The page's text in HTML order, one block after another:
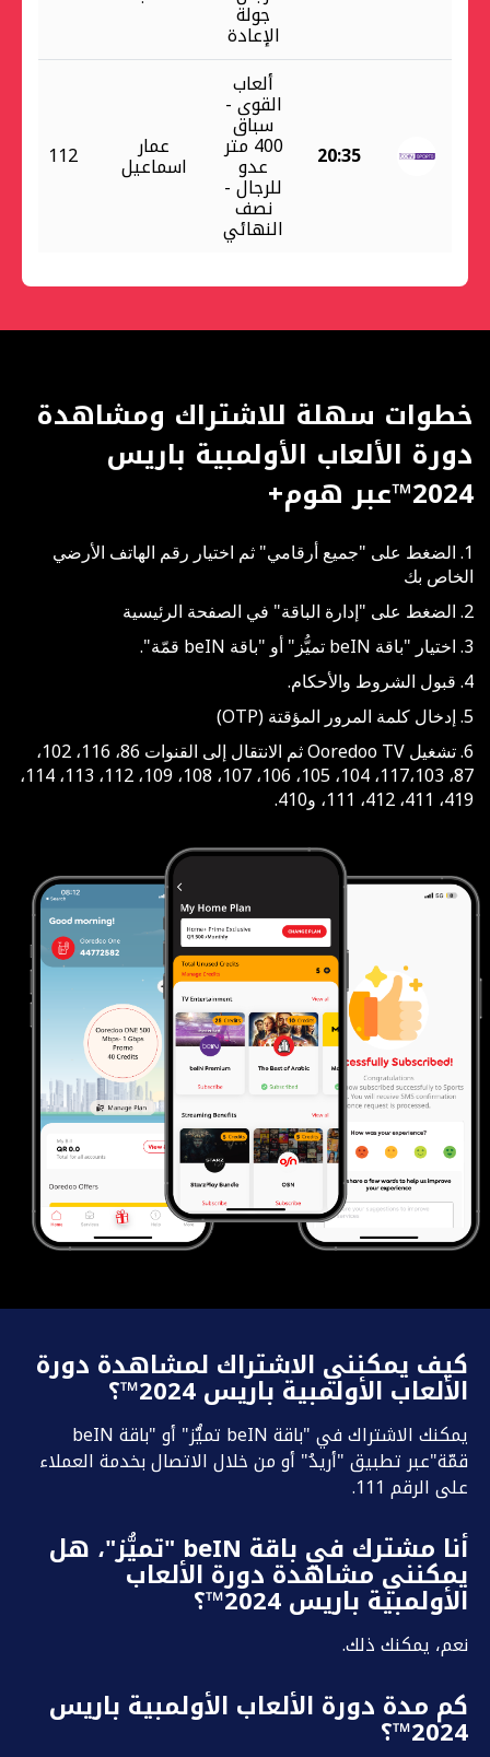
جولة
الإعادة
20:35
ألعاب
القوى -
سباق
400 متر
عدو
للرجال -
نصف
النهائي
عمار
اسماعيل 112
خطوات سهلة للاشتراك ومشاهدة
دورة الألعاب الأولمبية باريس
2024™عبر هوم+
1. الضغط على "جميع أرقامي" ثم اختيار رقم الهاتف الأرضي
الخاص بك
2. الضغط على "إدارة الباقة" في الصفحة الرئيسية
3. اختيار "باقة beIN تميُّز" أو "باقة beIN قمّة".
4. قبول الشروط والأحكام.
5. إدخال كلمة المرور المؤقتة (OTP)
6. تشغيل Ooredoo TV ثم الانتقال إلى القنوات 86، 116، 102،
87، 117،103، 104، 105، 106، 107، 108، 109، 112، 113، 114،
419، 411، 412، 111، و410.
كيف يمكنني الاشتراك لمشاهدة دورة
الألعاب الأولمبية باريس 2024™؟
يمكنك الاشتراك في "باقة beIN تميُّز" أو "باقة beIN
قمّة"عبر تطبيق "أريدُ" أو من خلال الاتصال بخدمة العملاء
على الرقم 111.
أنا مشترك في باقة beIN "تميُّز"، هل
يمكنني مشاهدة دورة الألعاب
الأولمبية باريس 2024™؟
نعم، يمكنك ذلك.
كم مدة دورة الألعاب الأولمبية باريس
2024™؟